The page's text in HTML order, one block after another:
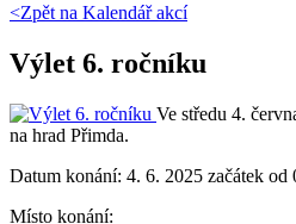
<Zpět na Kalendář akcí
Výlet 6. ročníku
Ve středu 4.
na hrad Přimda.
Datum konání: 4. 6. 2025 začátek od
Místo konání: